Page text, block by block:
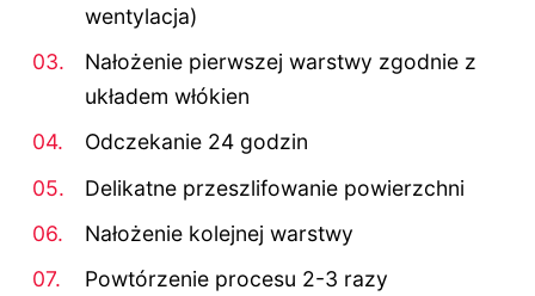
wentylacja)
Nałożenie pierwszej warstwy zgodnie z
układem włókien
Odczekanie 24 godzin
Delikatne przeszlifowanie powierzchni
Nałożenie kolejnej warstwy
Powtórzenie procesu 2-3 razy